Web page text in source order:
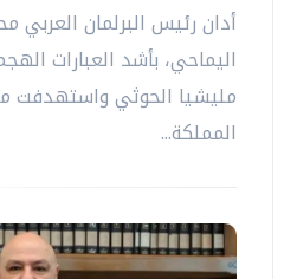
أدان رئيس البرلمان العربي
اليماحي، بأشد العبارات
مليشيا الحوثي واستهدفت
المملكة...